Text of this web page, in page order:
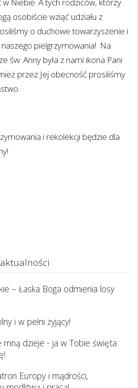
osobiście wziąć udziału z
o duchowe towarzyszenie i
pielgrzymowania! Na
św. Anny była z nami ikona Pani
przez Jej obecność prosiliśmy
i rekolekcji będzie dla
– Łaska Boga odmienia losy
i w pełni żyjący!
mną dzieje - ja w Tobie święta
Europy i mądrości,